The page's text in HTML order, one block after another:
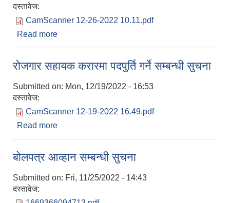
दस्तावेज:
CamScanner 12-26-2022 10.11.pdf
Read more
रोजगार सहायक करारमा पदपुर्ति गर्ने सम्बन्धी सुचना
Submitted on: Mon, 12/19/2022 - 16:53
दस्तावेज:
CamScanner 12-19-2022 16.49.pdf
Read more
बोलपत्र आव्हान सम्बन्धी सुचना
Submitted on: Fri, 11/25/2022 - 14:43
दस्तावेज: